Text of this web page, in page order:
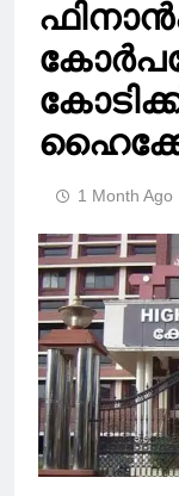
1 Month Ago